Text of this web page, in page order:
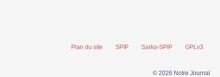
Plan du site SPIP Sarka-SPIP GPLv3
© 2026 Notre Journal